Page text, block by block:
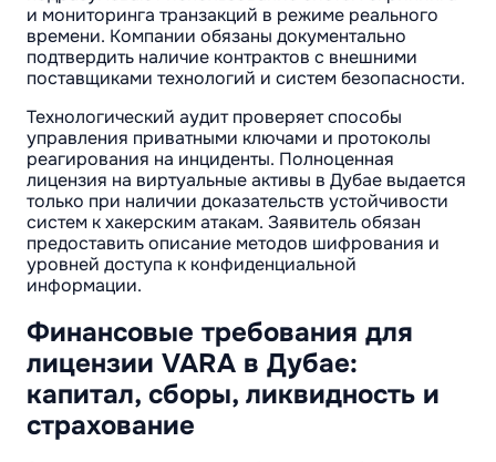
и мониторинга транзакций в режиме реального
времени. Компании обязаны документально
подтвердить наличие контрактов с внешними
поставщиками технологий и систем безопасности.
Технологический аудит проверяет способы
управления приватными ключами и протоколы
реагирования на инциденты. Полноценная
лицензия на виртуальные активы в Дубае выдается
только при наличии доказательств устойчивости
систем к хакерским атакам. Заявитель обязан
предоставить описание методов шифрования и
уровней доступа к конфиденциальной
информации.
Финансовые требования для
лицензии VARA в Дубае:
капитал, сборы, ликвидность и
страхование